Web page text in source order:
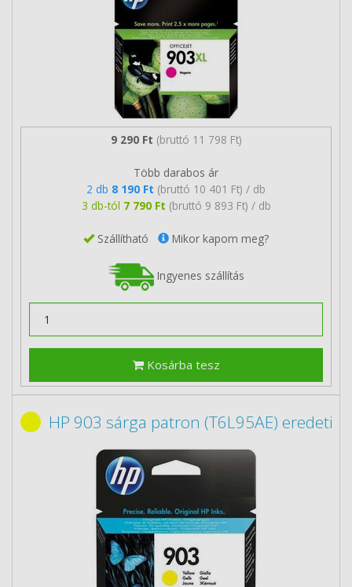
9 290 Ft (bruttó 11 798 Ft)
Több darabos ár
2 db 8 190 Ft (bruttó 10 401 Ft) / db
3 db-tól 7 790 Ft (bruttó 9 893 Ft) / db
Szállítható Mikor kapom meg?
Ingyenes szállítás
Kosárba tesz
HP 903 sárga patron (T6L95AE) eredeti